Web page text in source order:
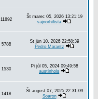
11892
Št marec 05, 2026 13:21:19
vajnorhifista
5788
St jún 10, 2026 22:58:39
Pedro Marantz
1530
Pi júl 05, 2024 09:49:58
austinhols
1418
Št august 07, 2025 22:31:09
Soaron